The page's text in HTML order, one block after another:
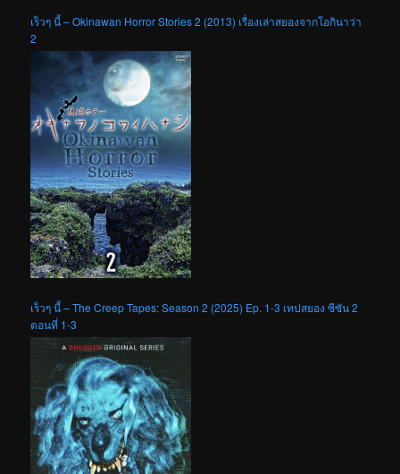
เร็วๆ นี้ – Okinawan Horror Stories 2 (2013) เรื่องเล่าสยองจากโอกินาว่า
2
เร็วๆ นี้ – The Creep Tapes: Season 2 (2025) Ep. 1-3 เทปสยอง ซีซัน 2
ตอนที่ 1-3